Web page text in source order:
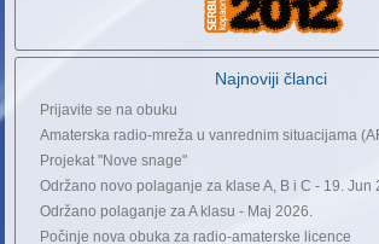
Najnoviji članci
Prijavite se na obuku
Amaterska radio-mreža u vanrednim situacijama
Projekat "Nove snage"
Održano novo polaganje za klase A, B i C - 19. Jun
Održano polaganje za A klasu - Maj 2026.
Počinje nova obuka za radio-amaterske licence